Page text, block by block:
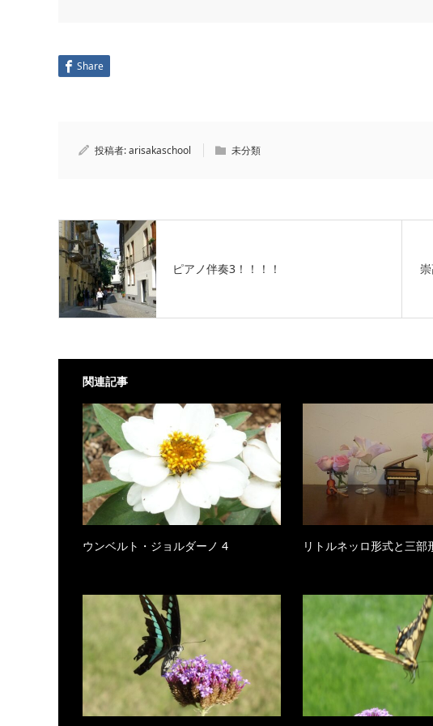
Share
投稿者:arisakaschool 未分類
ピアノ伴奏3！！！！
関連記事
ウンベルト・ジョルダーノ 4 リトルネッロ形式と三部